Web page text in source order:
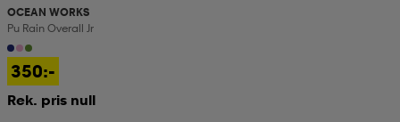
OCEAN WORKS
Pu Rain Overall Jr
350:-
Rek. pris null